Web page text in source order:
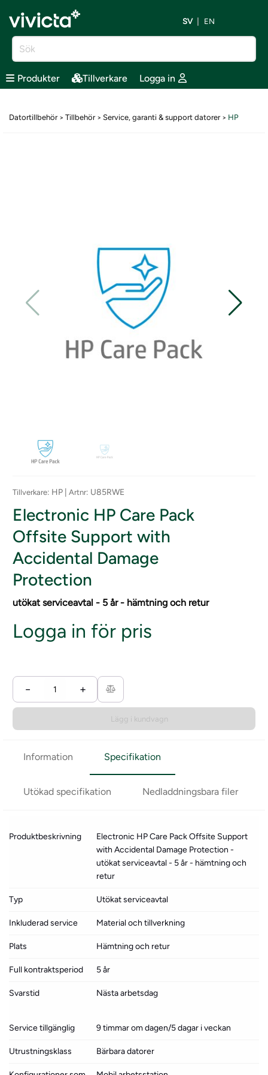
SV EN
Produkter Tillverkare Logga in
Datortillbehör> Tillbehör> Service, garanti & support datorer> HP
Tillverkare: HP | Artnr: U85RWE
Electronic HP Care Pack
Offsite Support with
Accidental Damage
Protection
utökat serviceavtal - 5 år - hämtning och retur
Logga in för pris
− +
Lägg i kundvagn
Information Specifikation
Utökad specifikation Nedladdningsbara filer
Produktbeskrivning
Electronic HP Care Pack Offsite Support
with Accidental Damage Protection -
utökat serviceavtal - 5 år - hämtning och
retur
Typ Utökat serviceavtal
Inkluderad service Material och tillverkning
Plats Hämtning och retur
Full kontraktsperiod 5 år
Svarstid Nästa arbetsdag
Service tillgänglig 9 timmar om dagen/5 dagar i veckan
Utrustningsklass Bärbara datorer